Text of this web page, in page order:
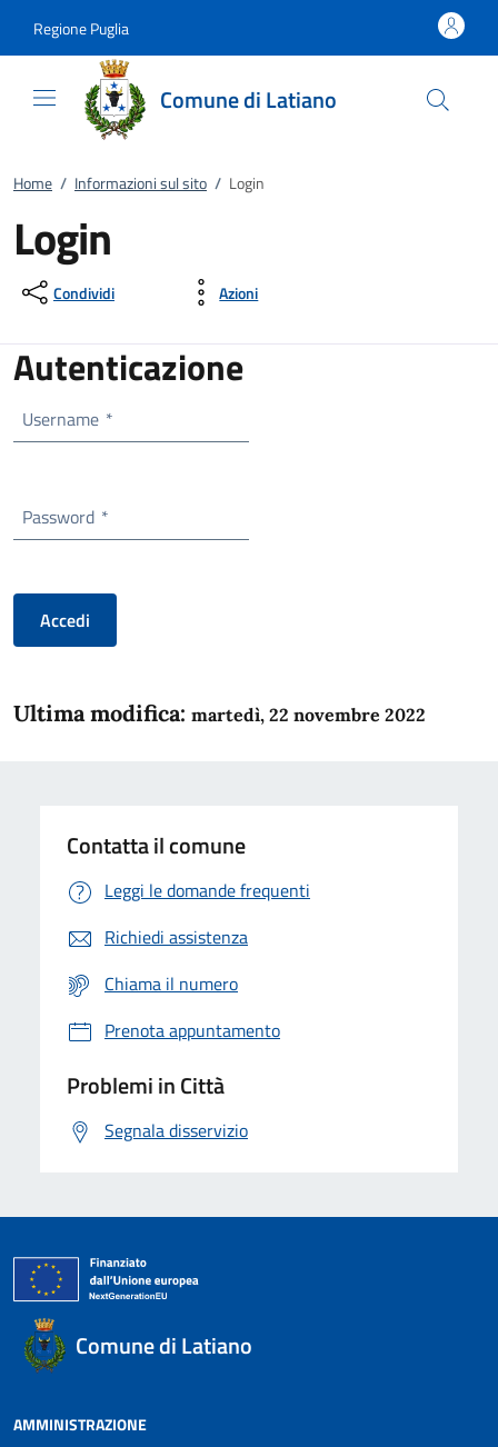
Regione Puglia
Comune di Latiano
Home / Informazioni sul sito / Login
Login
Condividi Azioni
Autenticazione
Username *
Password *
Accedi
Ultima modifica: martedì, 22 novembre 2022
Contatta il comune
Leggi le domande frequenti
Richiedi assistenza
Chiama il numero
Prenota appuntamento
Problemi in Città
Segnala disservizio
Comune di Latiano
AMMINISTRAZIONE